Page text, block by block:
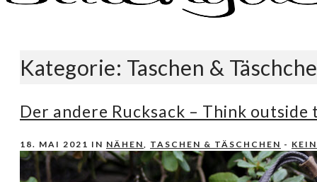
Kategorie: Taschen &
Der andere Rucksack – Think outside
18. MAI 2021 IN NÄHEN, TASCHEN & TÄSCHCHEN -